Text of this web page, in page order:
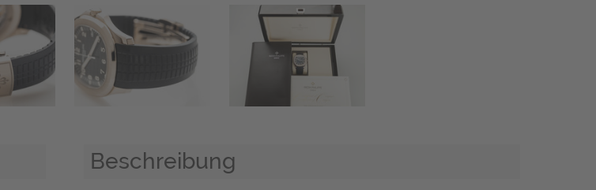
Beschreibung